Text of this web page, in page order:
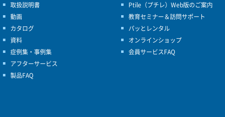
取扱説明書
動画
カタログ
資料
症例集・事例集
アフターサービス
製品FAQ
Ptile（プチレ）Web版のご案内
教育セミナー＆訪問サポート
パッとレンタル
オンラインショップ
会員サービスFAQ